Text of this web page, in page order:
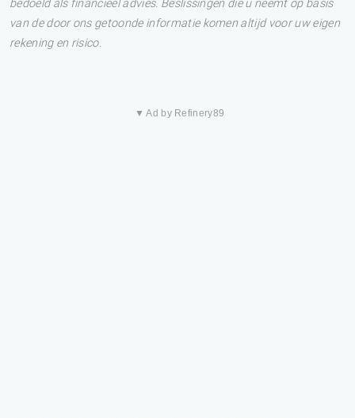
bedoeld als financieel advies. Beslissingen die u neemt op basis
van de door ons getoonde informatie komen altijd voor uw eigen
rekening en risico.
▼ Ad by Refinery89